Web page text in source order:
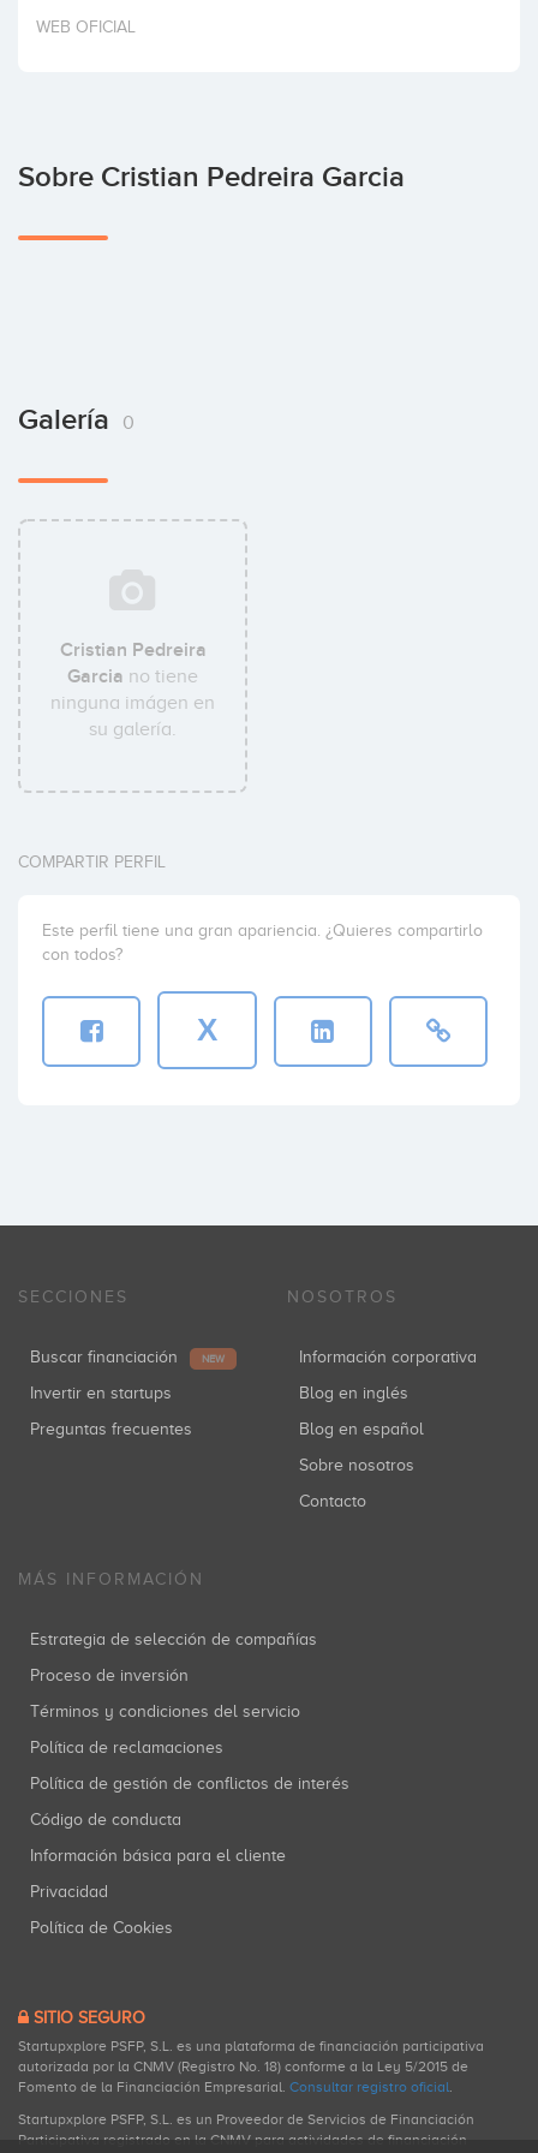
Invertir
WEB OFICIAL
Sobre Cristian Pedreira Garcia
Galería 0
Cristian Pedreira
Garcia no tiene
ninguna imágen en
su galería.
COMPARTIR PERFIL
Este perfil tiene una gran apariencia. ¿Quieres compartirlo
con todos?
X
SECCIONES
Buscar financiación NEW
Invertir en startups
Preguntas frecuentes
NOSOTROS
Información corporativa
Blog en inglés
Blog en español
Sobre nosotros
Contacto
MÁS INFORMACIÓN
Estrategia de selección de compañías
Proceso de inversión
Términos y condiciones del servicio
Política de reclamaciones
Política de gestión de conflictos de interés
Código de conducta
Información básica para el cliente
Privacidad
Política de Cookies
SITIO SEGURO
Startupxplore PSFP, S.L. es una plataforma de financiación participativa
autorizada por la CNMV (Registro No. 18) conforme a la Ley 5/2015 de
Fomento de la Financiación Empresarial. Consultar registro oficial.
Startupxplore PSFP, S.L. es un Proveedor de Servicios de Financiación
Participativa registrado en la CNMV para actividades de financiación